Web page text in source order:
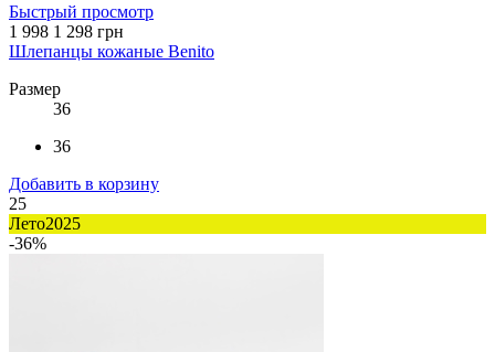
Быстрый просмотр
1 998 1 298 грн
Шлепанцы кожаные Benito
Размер
36
36
Добавить в корзину
25
Лето2025
-36%